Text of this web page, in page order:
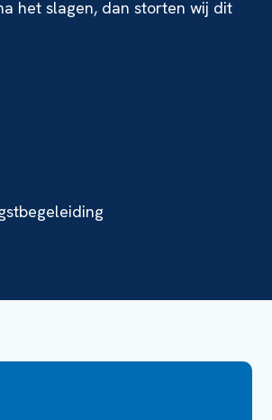
het slagen, dan storten wij dit